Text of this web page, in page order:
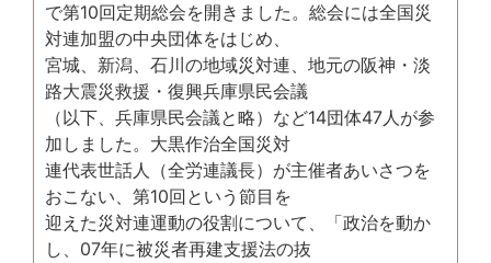
で第10回定期総会を開きました。総会には全国災
対連加盟の中央団体をはじめ、
宮城、新潟、石川の地域災対連、地元の阪神・淡
路大震災救援・復興兵庫県民会議
（以下、兵庫県民会議と略）など14団体47人が参
加しました。大黒作治全国災対
連代表世話人（全労連議長）が主催者あいさつを
おこない、第10回という節目を
迎えた災対連運動の役割について、「政治を動か
し、07年に被災者再建支援法の抜